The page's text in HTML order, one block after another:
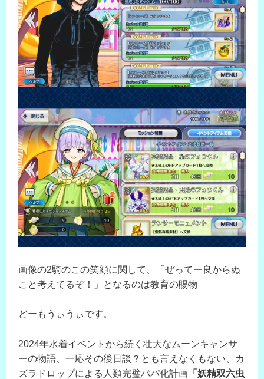
画像の2騎のこの笑顔に関して、「ぜってー良からぬ
こと考えてるぞ！」となるのは教育の賜物
どーもうぃうぃです。
2024年水着イベントから続く壮大なムーンキャンサ
ーの物語、一応その後日談？とも言えなくもない、カ
ズラドロップによる人類完璧パパ化計画 「妖精双六虫